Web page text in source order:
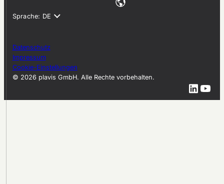
© 2026 plavis GmbH. Alle Rechte vorbehalten.
Datenschutz
Impressum
Cookie-Einstellungen